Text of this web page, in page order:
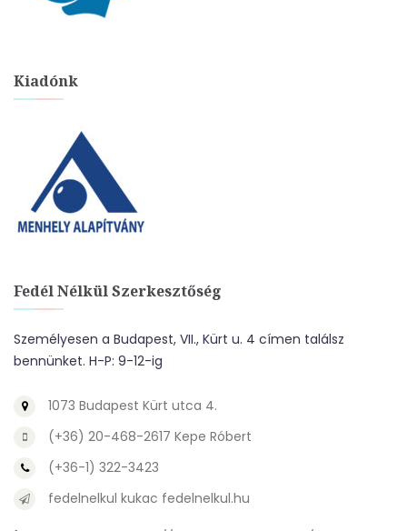
Kiadónk
Fedél Nélkül Szerkesztőség
Személyesen a Budapest, VII., Kürt u. 4 címen találsz
bennünket. H-P: 9-12-ig
1073 Budapest Kürt utca 4.
(+36) 20-468-2617 Kepe Róbert
(+36-1) 322-3423
fedelnelkul kukac fedelnelkul.hu